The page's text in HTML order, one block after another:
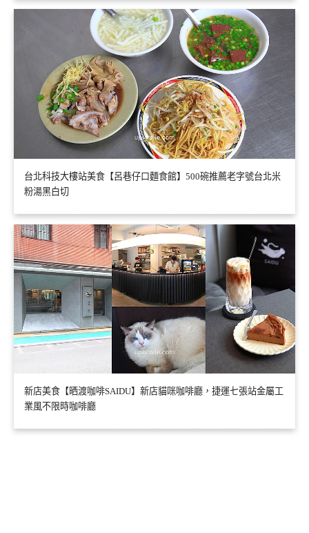
台北科技大樓站美食【呂巷仔口麵食館】500碗推薦老字號台北米
粉湯黑白切
新店美食【晒渡咖啡SAIDU】新店貓咪咖啡廳，捷運七張站金屬工
業風不限時咖啡廳